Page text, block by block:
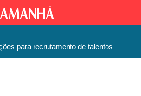
para recrutamento de talentos